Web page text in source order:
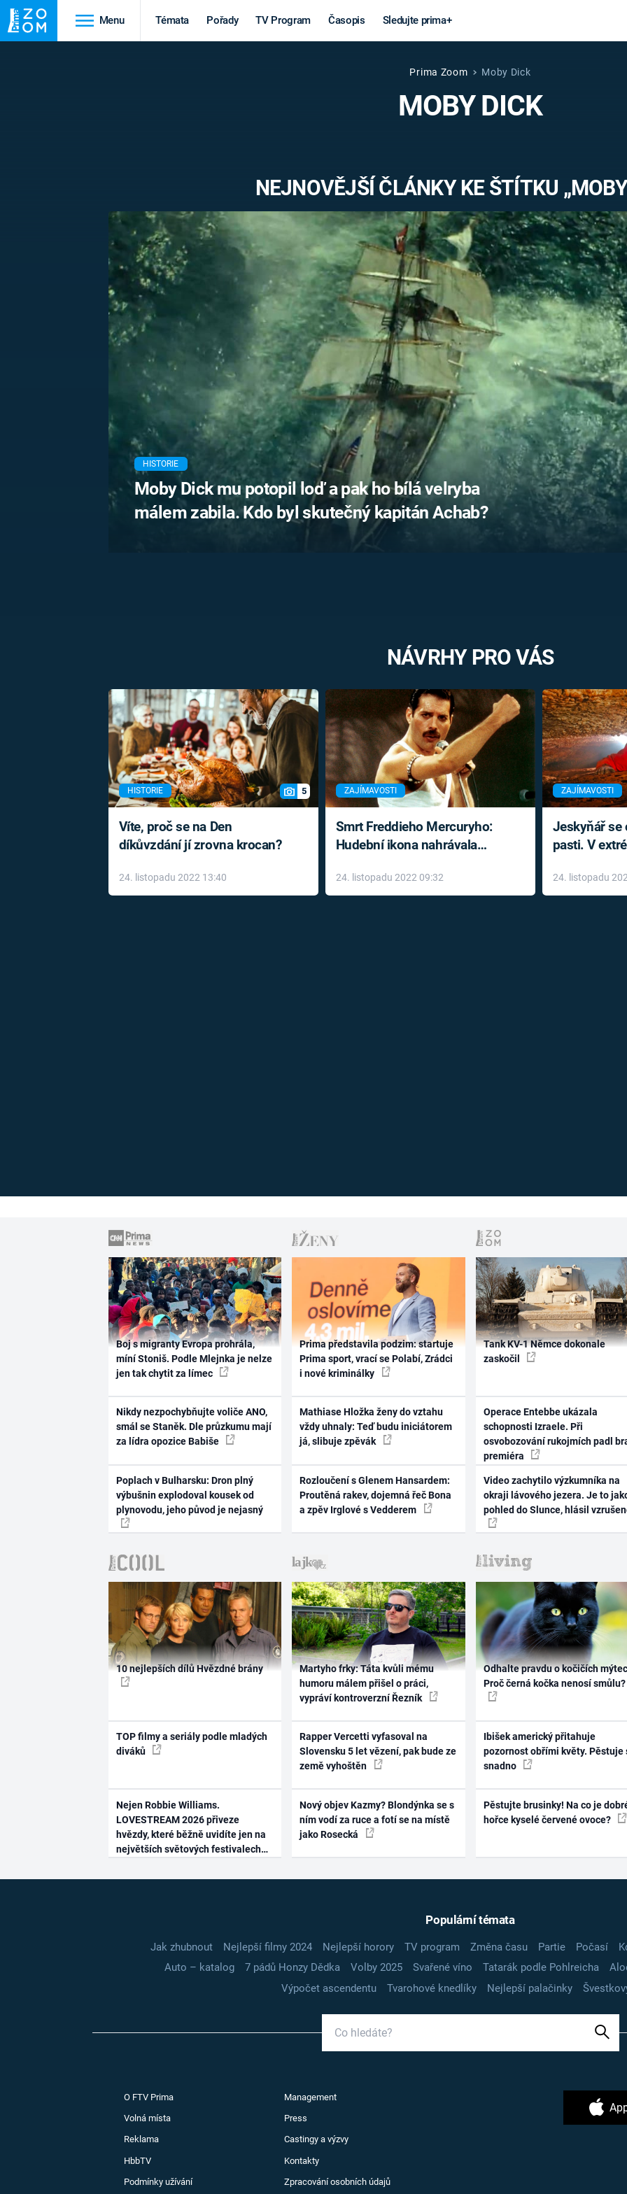
Menu Témata Pořady TV Program Časopis Sledujte prima+
STAROVĚKÝ EGYPT
Věda a
technika
MARS
VÁLEČNÉ
světová válka
PRVNÍ SVĚTOVÁ
Výročí
MARIE TEREZIE
NAPOLEON
BONAPARTE
BRITSKÁ
KRÁLOVSKÁ
RODINA
Záhady a
konspirace
UFO A
MIMOZEMŠŤANÉ
UTAJENÉ PŘÍBĚHY
ČESKÝCH DĚJIN
ALTERNATIVNÍ
HISTORIE
FILMY
REALITA
HORORY
REALITA
OPTICKÉ
KLAMY
Prima Zoom Moby Dick
MOBY DICK
NEJNOVĚJŠÍ ČLÁNKY KE ŠTÍTKU
HISTORIE
Moby Dick mu potopil loď a pak ho bílá velryba
málem zabila. Kdo byl skutečný kapitán Achab?
NÁVRHY PRO VÁS
HISTORIE 5
Víte, proč se na Den
díkůvzdání jí zrovna krocan?
24. listopadu 2022 13:40
ZAJÍMAVOSTI
Smrt Freddieho Mercuryho:
Hudební ikona nahrávala
léky
24. listopadu 2022 09:32
ZAJÍMAVOSTI
Jeskyňář se
pasti. V
24. listopadu
Boj s migranty Evropa prohrála,
míní Stoniš. Podle Mlejnka je nelze
jen tak chytit za límec
Nikdy nezpochybňujte voliče ANO,
smál se Staněk. Dle průzkumu mají
za lídra opozice Babiše
Poplach v Bulharsku: Dron plný
výbušnin explodoval kousek od
plynovodu, jeho původ je nejasný
Prima představila podzim: startuje
Prima sport, vrací se Polabí, Zrádci
i nové kriminálky
Mathiase Hložka ženy do vztahu
vždy uhnaly: Teď budu iniciátorem
já, slibuje zpěvák
Rozloučení s Glenem Hansardem:
Proutěná rakev, dojemná řeč Bona
a zpěv Irglové s Vedderem
Tank KV-1 Němce dokonale
zaskočil
Operace Entebbe ukázala
schopnosti Izraele. Při
osvobozování rukojmích padl
premiéra
Video zachytilo výzkumníka na
okraji lávového jezera. Je to
pohled do Slunce, hlásil
10 nejlepších dílů Hvězdné brány
TOP filmy a seriály podle mladých
diváků
Nejen Robbie Williams.
LOVESTREAM 2026 přiveze
hvězdy, které běžně uvidíte jen na
největších světových festivalech
Martyho frky: Táta kvůli mému
humoru málem přišel o práci,
vypráví kontroverzní Řezník
Rapper Vercetti vyfasoval na
Slovensku 5 let vězení, pak bude ze
země vyhoštěn
Nový objev Kazmy? Blondýnka se s
ním vodí za ruce a fotí se na místě
jako Rosecká
Odhalte pravdu o kočičích
Proč černá kočka nenosí smůlu?
Ibišek americký přitahuje
pozornost obřími květy. Pěstuje
snadno
Pěstujte brusinky! Na co je
hořce kyselé červené ovoce?
Populární témata
Jak zhubnout Nejlepší filmy 2024 Nejlepší horory TV program Změna času Partie Počasí
Auto – katalog
7 pádů Honzy Dědka Volby 2025 Svařené víno Tatarák podle Pohlreicha
Výpočet ascendentu
Tvarohové knedlíky Nejlepší palačinky
O FTV Prima Management
Volná místa Press
Reklama Castingy a výzvy
HbbTV Kontakty
Podmínky užívání Zpracování osobních údajů